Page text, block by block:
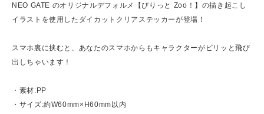
NEO GATE のオリジナルデフォルメ【びりっと Zoo！】の描き起こし
イラストを使用したダイカットクリアステッカーが登場！
スマホ裏に挟むと、あなたのスマホからもキャラクターがビリッと飛び
出しちゃいます！
・素材:PP
・サイズ:約W60mm×H60mm以内